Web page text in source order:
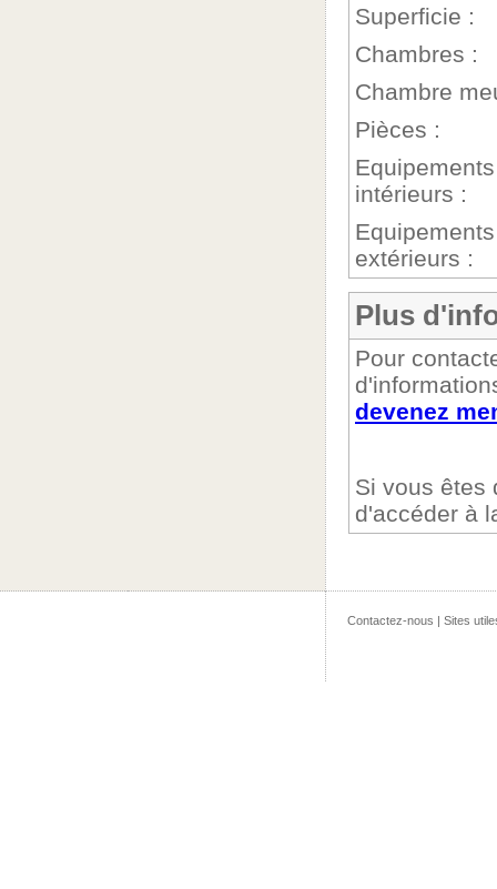
Superficie :
Chambres :
Chambre
Pièces :
Equipements
intérieurs :
Equipements
extérieurs :
Plus
Pour
devenez
Si vous êtes
d'accéder à
Contactez-nous | Sites